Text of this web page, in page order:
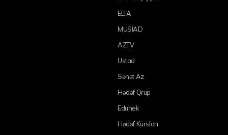
ELTA
MUSİAD
AZTV
Ustad
Sənət Az
Hədəf Qrup
Eduhek
Hədəf Kursları